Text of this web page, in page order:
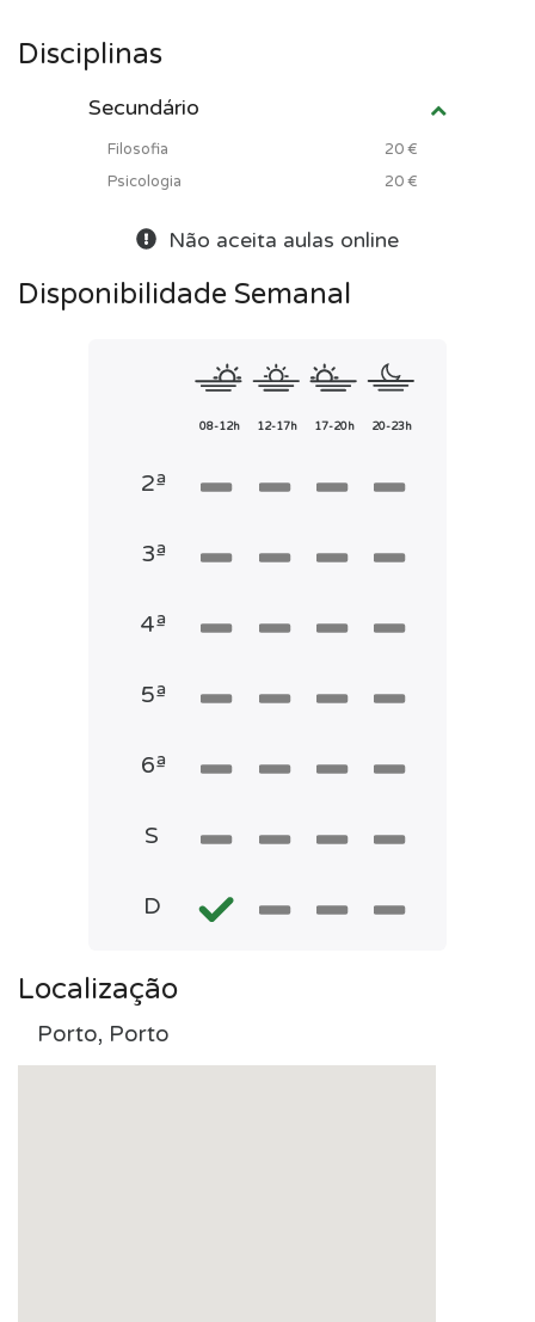
Disciplinas
Secundário
Filosofia
20 €
Psicologia
20 €
Não aceita aulas online
Disponibilidade Semanal
08-12h 12-17h 17-20h 20-23h
2ª
3ª
4ª
5ª
6ª
S
D
Localização
Porto, Porto